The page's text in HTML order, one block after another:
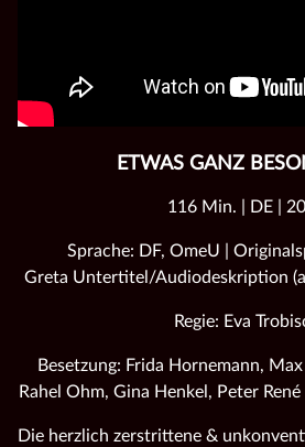
ETWAS GANZ
116 Min. | DE |
Sprache: DF, OmeU |
Greta Untertitel/Audiodeskription
Regie: Eva
Besetzung: Frida Hornemann,
Rahel Ohm, Gina Henkel, Peter
Die herzlich zerstrittene &